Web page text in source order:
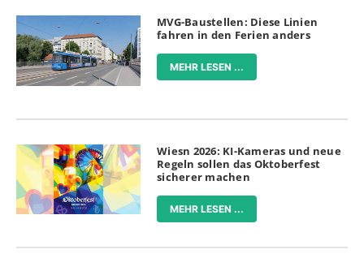
MVG-Baustellen: Diese Linien
fahren in den Ferien anders
MEHR LESEN ...
Wiesn 2026: KI-Kameras und neue
Regeln sollen das Oktoberfest
sicherer machen
MEHR LESEN ...